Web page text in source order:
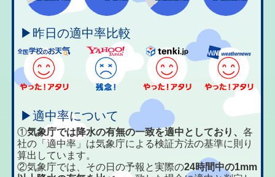
▶昨日の適中率比較
▶適中率について
①気象庁では降水の有無の一致を適中としており、各
社の「適中率」は気象庁による検証方法の基準に則り
算出しています。
②気象庁では、その日の予報と実際の24時間中の1mm